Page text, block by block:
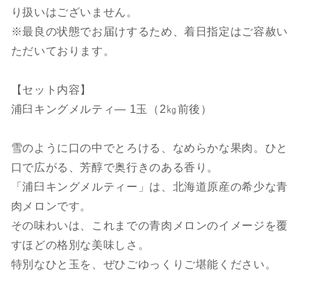
り扱いはございません。
※最良の状態でお届けするため、着日指定はご容赦い
ただいております。
【セット内容】
浦臼キングメルティ― 1玉（2㎏前後）
雪のように口の中でとろける、なめらかな果肉。ひと
口で広がる、芳醇で奥行きのある香り。
「浦臼キングメルティー」は、北海道原産の希少な青
肉メロンです。
その味わいは、これまでの青肉メロンのイメージを覆
すほどの格別な美味しさ。
特別なひと玉を、ぜひごゆっくりご堪能ください。